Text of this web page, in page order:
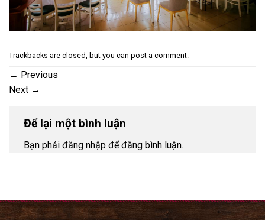
Trackbacks are closed, but you can post a comment.
← Previous
Next →
Để lại một bình luận
Bạn phải đăng nhập để đăng bình luận.